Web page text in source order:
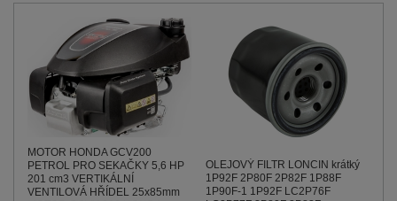
MOTOR HONDA GCV200
PETROL PRO SEKAČKY 5,6 HP
201 cm3 VERTIKÁLNÍ
VENTILOVÁ HŘÍDEL 25x85mm
OLEJOVÝ FILTR LONCIN krátký
1P92F 2P80F 2P82F 1P88F
1P90F-1 1P92F LC2P76F